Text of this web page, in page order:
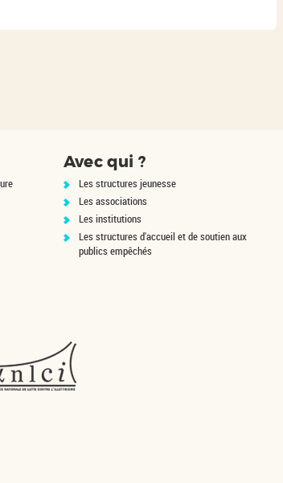
Avec qui ?
Les structures jeunesse
Les associations
Les institutions
Les structures d'accueil et de soutien aux
publics empêchés